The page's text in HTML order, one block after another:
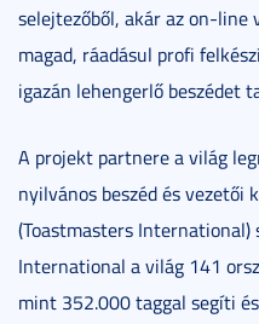
selejtezőből, akár az on-line
magad, ráadásul profi
igazán lehengerlő beszédet
A projekt partnere a világ
nyilvános beszéd és vezetői
(Toastmasters International)
International a világ 141
mint 352.000 taggal segíti